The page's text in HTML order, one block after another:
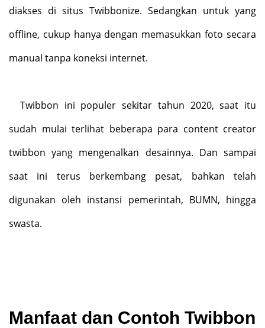
diakses di situs Twibbonize. Sedangkan untuk yang
offline, cukup hanya dengan memasukkan foto secara
manual tanpa koneksi internet.
Twibbon ini populer sekitar tahun 2020, saat itu
sudah mulai terlihat beberapa para content creator
twibbon yang mengenalkan desainnya. Dan sampai
saat ini terus berkembang pesat, bahkan telah
digunakan oleh instansi pemerintah, BUMN, hingga
swasta.
Manfaat dan Contoh Twibbon